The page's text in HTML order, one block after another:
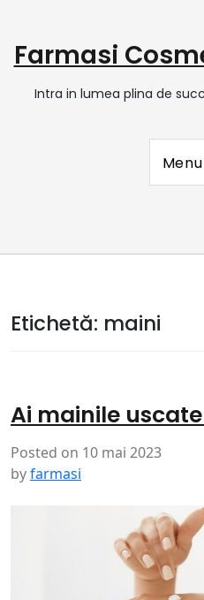
Farmasi
Intra in lumea plina de
Menu
Etichetă: maini
Ai mainile
Posted on 10 mai 2023
byfarmasi